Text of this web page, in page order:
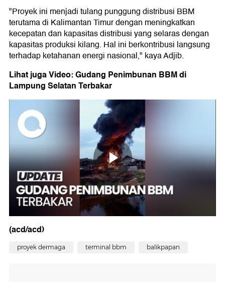
"Proyek ini menjadi tulang punggung distribusi BBM
terutama di Kalimantan Timur dengan meningkatkan
kecepatan dan kapasitas distribusi yang selaras dengan
kapasitas produksi kilang. Hal ini berkontribusi langsung
terhadap ketahanan energi nasional," kaya Adjib.
Lihat juga Video: Gudang Penimbunan BBM di
Lampung Selatan Terbakar
(acd/acd)
proyek dermaga terminal bbm balikpapan